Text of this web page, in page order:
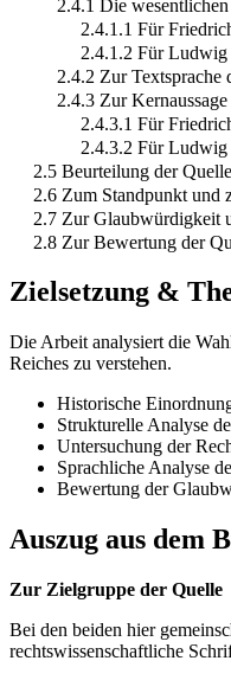
2.4.1 Die
2.4.1.1 Für
2.4.1.2 Für Ludwig
2.4.2 Zur Textsprache
2.4.3 Zur
2.4.3.1 Für
2.4.3.2 Für Ludwig
2.5 Beurteilung der Quelle
2.6 Zum Standpunkt und
2.7 Zur Glaubwürdigkeit
2.8 Zur Bewertung der
Zielsetzung &
Die Arbeit analysiert die
Reiches zu verstehen.
Historische
Strukturelle Analyse
Untersuchung der
Sprachliche Analyse
Bewertung der
Auszug aus dem
Zur Zielgruppe der Quelle
Bei den beiden hier
rechtswissenschaftliche